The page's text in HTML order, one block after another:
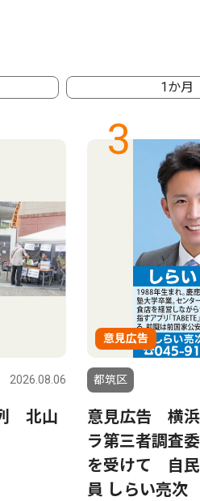
1か月
2026.08.06
北山
3
意見広告
都筑区
意見広告 横浜
ラ第三者調査
を受けて 自
員 しらい亮次